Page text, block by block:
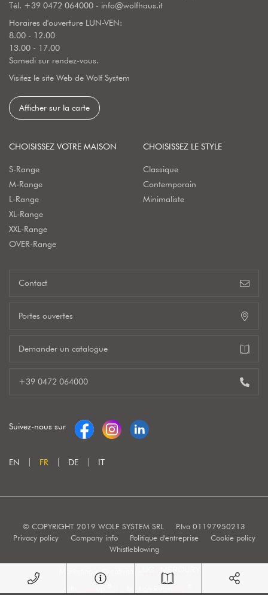
Tél. +39 0472 064000 - info@wolfhaus.it
Horaires d'ouverture LUN-VEN:
8.00 - 12.00
13.00 - 17.00
Samedi sur rendez-vous.
Visitez le site Web de Wolf System
Afficher sur la carte
CHOISISSEZ VOTRE MAISON
S-Range
M-Range
L-Range
XL-Range
XXL-Range
OVER-Range
CHOISISSEZ LE STYLE
Classique
Contemporain
Minimaliste
Contact
Portes ouvertes
Demander un catalogue
+39 0472 064000
Suivez-nous sur
EN FR DE IT
© COPYRIGHT 2019 WOLF SYSTEM SRL
P.Iva 01197950213
Privacy policy
Company info Politique d'entreprise
Cookie policy
Whistleblowing
Marketing e Creatività: